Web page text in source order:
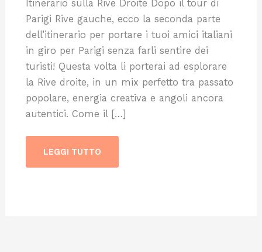
Itinerario sulla Rive Droite Dopo il tour di
Parigi Rive gauche, ecco la seconda parte
dell’itinerario per portare i tuoi amici italiani
in giro per Parigi senza farli sentire dei
turisti! Questa volta li porterai ad esplorare
la Rive droite, in un mix perfetto tra passato
popolare, energia creativa e angoli ancora
autentici. Come il […]
LEGGI TUTTO